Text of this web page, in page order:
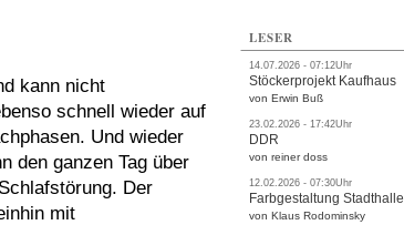
kann nicht
schnell wieder auf
Und wieder
den ganzen Tag über
Der
mit
LESER
14.07.2026 - 07:12Uhr
Stöckerprojekt Kaufhaus
von Erwin Buß
23.02.2026 - 17:42Uhr
DDR
von reiner doss
12.02.2026 - 07:30Uhr
Farbgestaltung Stadthalle
von Klaus Rodominsky